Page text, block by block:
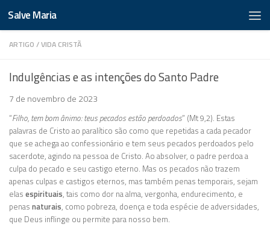
Salve Maria
ARTIGO /VIDA CRISTÃ
Indulgências e as intenções do Santo Padre
7 de novembro de 2023
“Filho, tem bom ânimo: teus pecados estão perdoados” (Mt 9,2). Estas
palavras de Cristo ao paralítico são como que repetidas a cada pecador
que se achega ao confessionário e tem seus pecados perdoados pelo
sacerdote, agindo na pessoa de Cristo. Ao absolver, o padre perdoa a
culpa do pecado e seu castigo eterno. Mas os pecados não trazem
apenas culpas e castigos eternos, mas também penas temporais, sejam
elas espirituais, tais como dor na alma, vergonha, endurecimento, e
penas naturais, como pobreza, doença e toda espécie de adversidades,
que Deus inflinge ou permite para nosso bem.